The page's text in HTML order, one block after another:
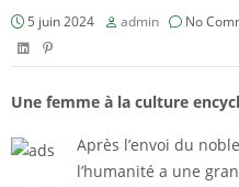
5 juin 2024 admin No
Une femme à la culture
Après l’envoi du
l’humanité a une